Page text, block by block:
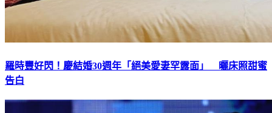
羅時豐好閃！慶結婚30週年「絕美愛妻罕露面」 曬床照甜蜜
告白